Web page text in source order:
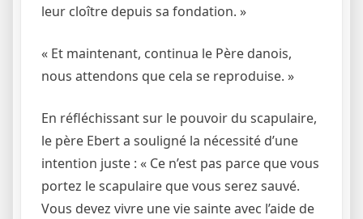
leur cloître depuis sa fondation. »
« Et maintenant, continua le Père danois,
nous attendons que cela se reproduise. »
En réfléchissant sur le pouvoir du scapulaire,
le père Ebert a souligné la nécessité d’une
intention juste : « Ce n’est pas parce que vous
portez le scapulaire que vous serez sauvé.
Vous devez vivre une vie sainte avec l’aide de